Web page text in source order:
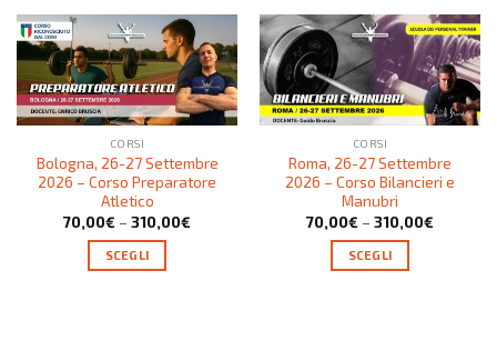
CORSI
Bologna, 26-27 Settembre
2026 – Corso Preparatore
Atletico
70,00€ – 310,00€
SCEGLI
CORSI
Roma, 26-27 Settembre
2026 – Corso Bilancieri e
Manubri
70,00€ – 310,00€
SCEGLI